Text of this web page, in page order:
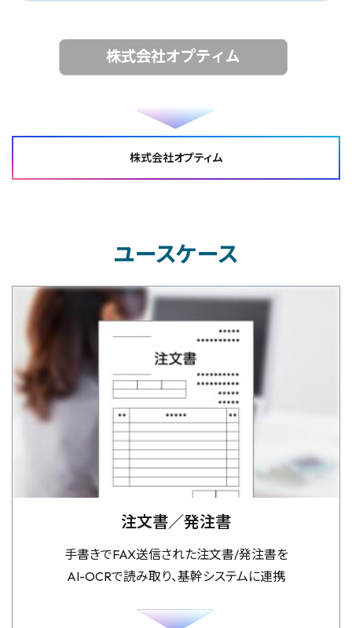
株式会社オプティム
ユースケース
注文書／発注書
手書きでFAX送信された注文書/発注書を
AI-OCRで読み取り、基幹システムに連携